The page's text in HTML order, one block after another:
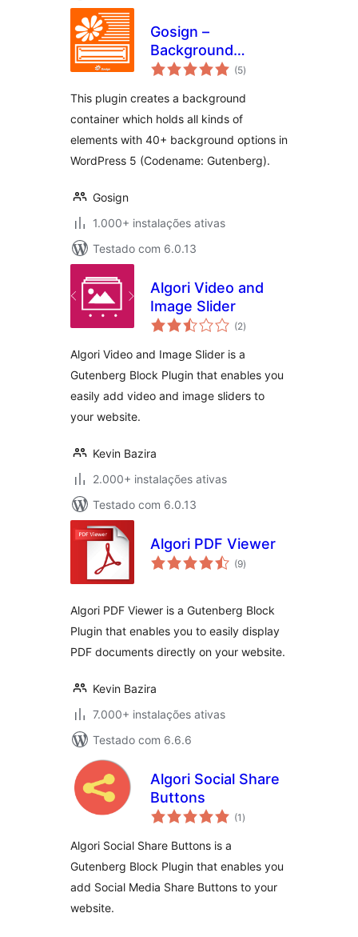
Gosign –
Background
Container Block
(5avaliações
totais
)
This plugin creates a background
container which holds all kinds of
elements with 40+ background options in
WordPress 5 (Codename: Gutenberg).
Gosign
1.000+ instalações ativas
Testado com 6.0.13
Algori Video and
Image Slider
(2avaliações
totais
)
Algori Video and Image Slider is a
Gutenberg Block Plugin that enables you
easily add video and image sliders to
your website.
Kevin Bazira
2.000+ instalações ativas
Testado com 6.0.13
Algori PDF Viewer
(9avaliações
totais
)
Algori PDF Viewer is a Gutenberg Block
Plugin that enables you to easily display
PDF documents directly on your website.
Kevin Bazira
7.000+ instalações ativas
Testado com 6.6.6
Algori Social Share
Buttons
(1 avaliações
totais
)
Algori Social Share Buttons is a
Gutenberg Block Plugin that enables you
add Social Media Share Buttons to your
website.